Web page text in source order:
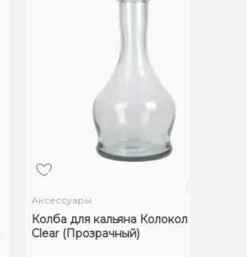
Аксессуары
Колба для кальяна Колокол Plus
Clear (Прозрачный)